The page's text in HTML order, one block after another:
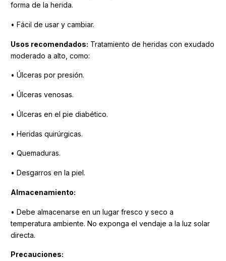
forma de la herida.
• Fácil de usar y cambiar.
Usos recomendados: Tratamiento de heridas con exudado
moderado a alto, como:
• Úlceras por presión.
• Úlceras venosas.
• Úlceras en el pie diabético.
• Heridas quirúrgicas.
• Quemaduras.
• Desgarros en la piel.
Almacenamiento:
• Debe almacenarse en un lugar fresco y seco a
temperatura ambiente. No exponga el vendaje a la luz solar
directa.
Precauciones: